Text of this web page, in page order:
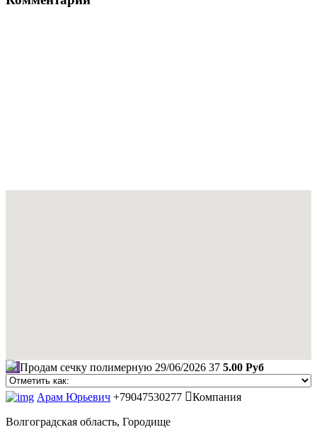
Продам сечку полимерную 29/06/2026 37 5.00 Руб
Арам Юрьевич +79047530277 Компания
Волгоградская область, Городище